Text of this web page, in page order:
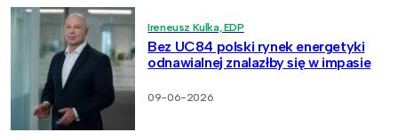
Ireneusz Kulka, EDP
Bez UC84 polski rynek energetyki
odnawialnej znalazłby się w impasie
09-06-2026